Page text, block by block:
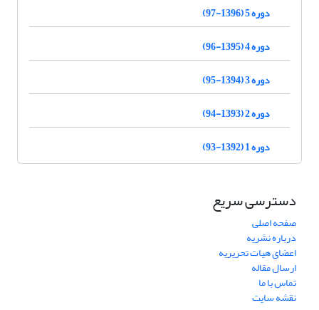
دوره 5 (1396-97)
دوره 4 (1395-96)
دوره 3 (1394-95)
دوره 2 (1393-94)
دوره 1 (1392-93)
دسترسی سریع
صفحه اصلی
درباره نشریه
اعضای هیات تحریریه
ارسال مقاله
تماس با ما
نقشه سایت